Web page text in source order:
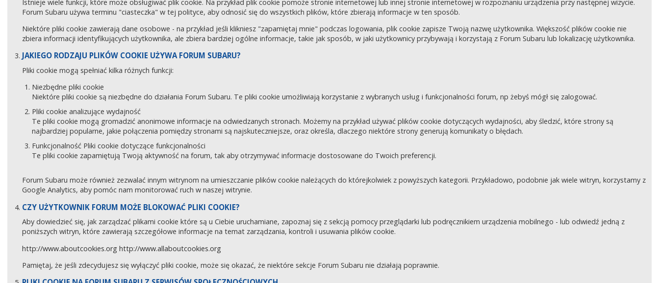
Istnieje wiele funkcji, które może obsługiwać plik cookie. Na przykład plik cookie pomoże stronie internetowej lub innej stronie internetowej w rozpoznaniu urządzenia przy następnej wizycie.
Forum Subaru używa terminu "ciasteczka" w tej polityce, aby odnosić się do wszystkich plików, które zbierają informacje w ten sposób.
Niektóre pliki cookie zawierają dane osobowe - na przykład jeśli klikniesz "zapamiętaj mnie" podczas logowania, plik cookie zapisze Twoją nazwę użytkownika. Większość plików cookie nie
zbiera informacji identyfikujących użytkownika, ale zbiera bardziej ogólne informacje, takie jak sposób, w jaki użytkownicy przybywają i korzystają z Forum Subaru lub lokalizację użytkownika.
JAKIEGO RODZAJU PLIKÓW COOKIE UŻYWA FORUM SUBARU?
Pliki cookie mogą spełniać kilka różnych funkcji:
Niezbędne pliki cookie
Niektóre pliki cookie są niezbędne do działania Forum Subaru. Te pliki cookie umożliwiają korzystanie z wybranych usług i funkcjonalności forum, np żebyś mógł się zalogować.
Pliki cookie analizujące wydajność
Te pliki cookie mogą gromadzić anonimowe informacje na odwiedzanych stronach. Możemy na przykład używać plików cookie dotyczących wydajności, aby śledzić, które strony są
najbardziej popularne, jakie połączenia pomiędzy stronami są najskuteczniejsze, oraz określa, dlaczego niektóre strony generują komunikaty o błędach.
Funkcjonalność Pliki cookie dotyczące funkcjonalności
Te pliki cookie zapamiętują Twoją aktywność na forum, tak aby otrzymywać informacje dostosowane do Twoich preferencji.
Forum Subaru może również zezwalać innym witrynom na umieszczanie plików cookie należących do którejkolwiek z powyższych kategorii. Przykładowo, podobnie jak wiele witryn, korzystamy z
Google Analytics, aby pomóc nam monitorować ruch w naszej witrynie.
CZY UŻYTKOWNIK FORUM MOŻE BLOKOWAĆ PLIKI COOKIE?
Aby dowiedzieć się, jak zarządzać plikami cookie które są u Ciebie uruchamiane, zapoznaj się z sekcją pomocy przeglądarki lub podręcznikiem urządzenia mobilnego - lub odwiedź jedną z
poniższych witryn, które zawierają szczegółowe informacje na temat zarządzania, kontroli i usuwania plików cookie.
http://www.aboutcookies.org http://www.allaboutcookies.org
Pamiętaj, że jeśli zdecydujesz się wyłączyć pliki cookie, może się okazać, że niektóre sekcje Forum Subaru nie działają poprawnie.